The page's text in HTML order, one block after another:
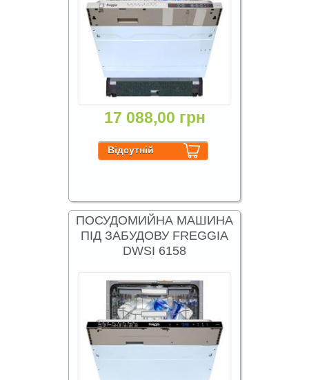
17 088,00 грн
ПОСУДОМИЙНА МАШИНА
ПІД ЗАБУДОВУ FREGGIA
DWSI 6158